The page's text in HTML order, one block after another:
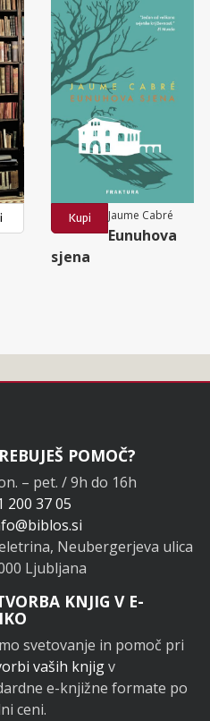
Kupi Jaume Cabré
Eunuhova
sjena
POMOČ?
– pet. / 9h do 16h
200 37 05
Neubergerjeva ulica
Ljubljana
KNJIG V E-
svetovanje in pomoč pri
vaših knjigv
e-knjižne formate po
ceni.